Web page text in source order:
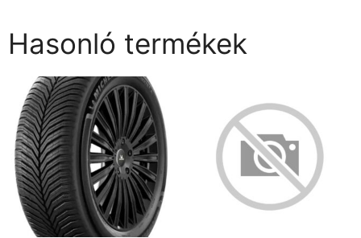
Hasonló termékek